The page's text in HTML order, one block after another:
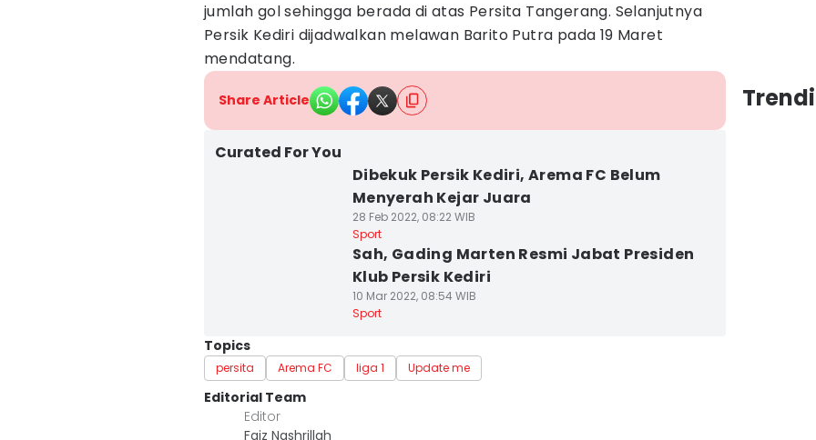
jumlah gol sehingga berada di atas Persita Tangerang. Selanjutnya
Persik Kediri dijadwalkan melawan Barito Putra pada 19 Maret
mendatang.
Share Article
Curated For You
Dibekuk Persik Kediri, Arema FC Belum
Menyerah Kejar Juara
28 Feb 2022, 08:22 WIB
Sport
Sah, Gading Marten Resmi Jabat Presiden
Klub Persik Kediri
10 Mar 2022, 08:54 WIB
Sport
Topics
persita Arema FC liga 1 Update me
Editorial Team
Editor
Faiz Nashrillah